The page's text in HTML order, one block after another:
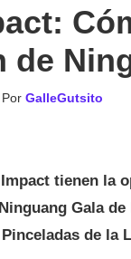
de
Por GalleGutsito
tienen la
Gala
de la